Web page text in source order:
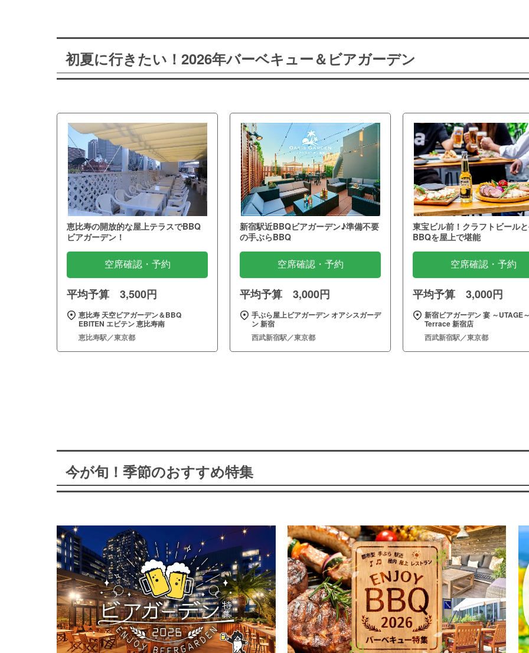
初夏に行きたい！2026年バーベキュー＆ビアガーデン
恵比寿の開放的な屋上テラスでBBQ
ビアガーデン！
空席確認・予約
平均予算 3,500円
恵比寿 天空ビアガーデン＆BBQ
EBITEN エビテン 恵比寿南
恵比寿駅／東京都
新宿駅近BBQビアガーデン♪準備不要
の手ぶらBBQ
空席確認・予約
平均予算 3,000円
手ぶら屋上ビアガーデン オアシスガーデ
ン 新宿
西武新宿駅／東京都
東宝ビル前！クラフトビール
BBQを屋上で堪能
空席確認・予約
平均予算 3,000円
新宿ビアガーデン 宴 ～UTAGE
Terrace 新宿店
西武新宿駅／東京都
今が旬！季節のおすすめ特集